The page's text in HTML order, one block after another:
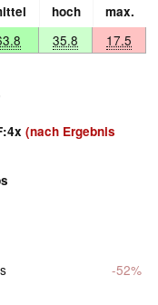
hoch
max.
35.8 17.5
(nach Ergebnis
-52%